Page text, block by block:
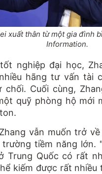
xuất thân từ một gia đình
Information.
nghiệp đại học,
hãng tư vấn tài
Cuối cùng,
quỹ phòng hộ mới
vẫn muốn trở
tiềm năng lớn.
Trung Quốc có rất
kiếm được rất nhiều